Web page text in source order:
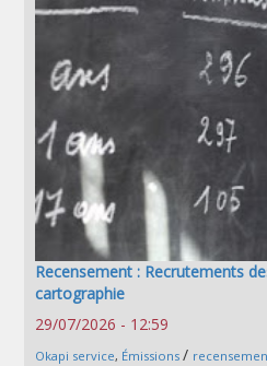
Recensement : Recrutements
cartographie
29/07/2026 - 12:59
Okapi service, Émissions /